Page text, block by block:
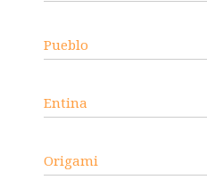
Pueblo
Entina
Origami